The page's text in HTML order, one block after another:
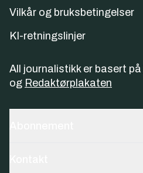
Vilkår og bruksbetingelser
KI-retningslinjer
All journalistikk er basert på
og Redaktørplakaten